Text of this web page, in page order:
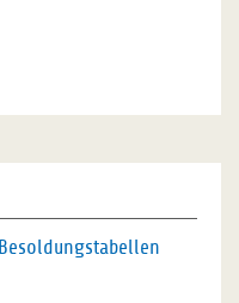
Besoldungstabellen